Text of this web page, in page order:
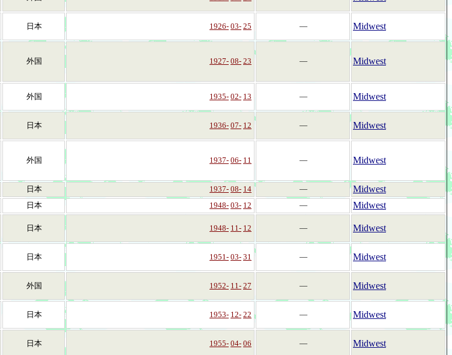
日本 1926- 03- 25 ― Midwest
外国 1927- 08- 23 ― Midwest
外国 1935- 02- 13 ― Midwest
日本 1936- 07- 12 ― Midwest
外国 1937- 06- 11 ― Midwest
日本 1937- 08- 14 ―
Midwest
日本 1948- 03- 12 ―
Midwest
日本 1948- 11- 12 ― Midwest
日本 1951- 03- 31 ― Midwest
外国 1952- 11- 27 ― Midwest
日本 1953- 12- 22 ― Midwest
日本 1955- 04- 06 ― Midwest